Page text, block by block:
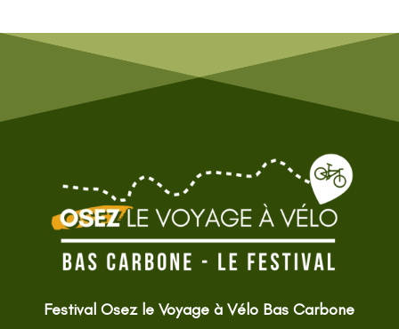
Festival Osez le Voyage à Vélo Bas Carbone